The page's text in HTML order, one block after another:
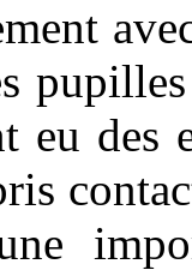
eu des